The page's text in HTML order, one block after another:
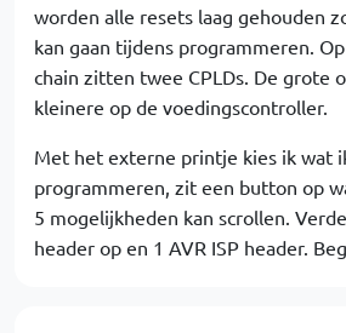
worden alle resets laag gehouden
kan gaan tijdens programmeren.
chain zitten twee CPLDs. De grote
kleinere op de voedingscontroller.
Met het externe printje kies ik wat
programmeren, zit een button op
5 mogelijkheden kan scrollen.
header op en 1 AVR ISP header.